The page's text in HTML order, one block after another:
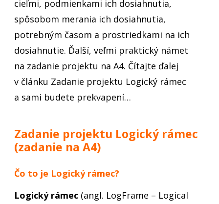
cieľmi, podmienkami ich dosiahnutia,
spôsobom merania ich dosiahnutia,
potrebným časom a prostriedkami na ich
dosiahnutie. Ďalší, veľmi praktický námet
na zadanie projektu na A4. Čítajte ďalej
v článku Zadanie projektu Logický rámec
a sami budete prekvapení…
Zadanie projektu Logický rámec
(zadanie na A4)
Čo to je Logický rámec?
Logický rámec (angl. LogFrame – Logical